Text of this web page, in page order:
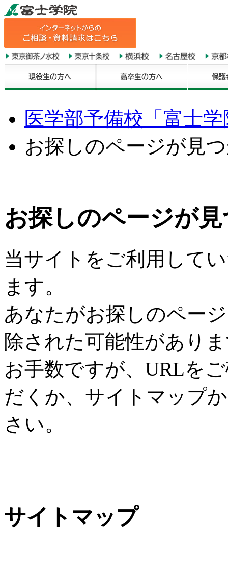
医学部予備校「富士
お探しのページが見
お探しのページが
当サイトをご利用して
ます。
あなたがお探しのペー
除された可能性があり
お手数ですが、URLを
だくか、サイトマップ
さい。
サイトマップ